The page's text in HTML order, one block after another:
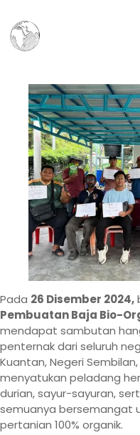
Pada 26 Disember 2024,
Pembuatan Baja Bio-
mendapat sambutan
penternak dari seluruh
Kuantan, Negeri
menyatukan peladang
durian, sayur-sayuran,
semuanya bersemangat
pertanian 100% organik.